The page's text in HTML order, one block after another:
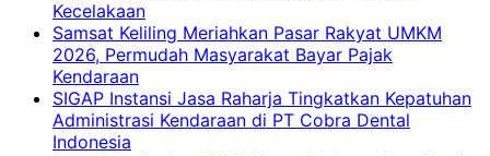
Kecelakaan
Samsat Keliling Meriahkan Pasar Rakyat UMKM
2026, Permudah Masyarakat Bayar Pajak
Kendaraan
SIGAP Instansi Jasa Raharja Tingkatkan Kepatuhan
Administrasi Kendaraan di PT Cobra Dental
Indonesia